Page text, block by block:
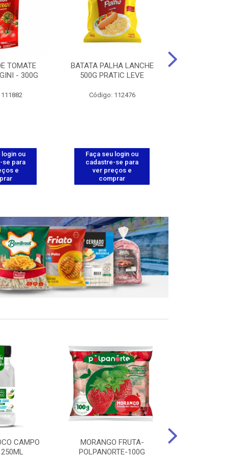
TOMATE
- 300G
login ou
se para
e
BATATA PALHA LANCHE
500G PRATIC LEVE
Código: 112476
Faça seu login ou
cadastre-se para
ver preços e
comprar
CAMPO
MORANGO FRUTA-
POLPANORTE-100G